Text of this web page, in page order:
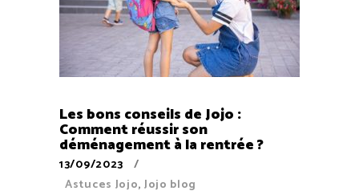
Les bons conseils de Jojo :
Comment réussir son
déménagement à la rentrée ?
13/09/2023
Astuces Jojo, Jojo blog